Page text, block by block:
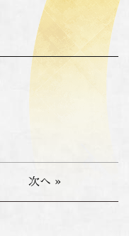
次へ »